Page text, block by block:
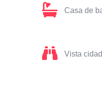
Casa de
Vista